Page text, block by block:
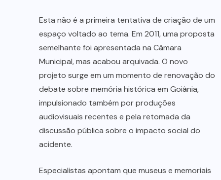
Esta não é a primeira tentativa de criação de um
espaço voltado ao tema. Em 2011, uma proposta
semelhante foi apresentada na Câmara
Municipal, mas acabou arquivada. O novo
projeto surge em um momento de renovação do
debate sobre memória histórica em Goiânia,
impulsionado também por produções
audiovisuais recentes e pela retomada da
discussão pública sobre o impacto social do
acidente.
Especialistas apontam que museus e memoriais